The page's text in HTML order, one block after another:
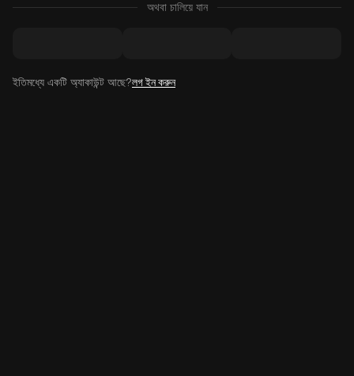
অথবা চালিয়ে যান
ইতিমধ্যে একটি অ্যাকাউন্ট আছে?লগ ইন করুন